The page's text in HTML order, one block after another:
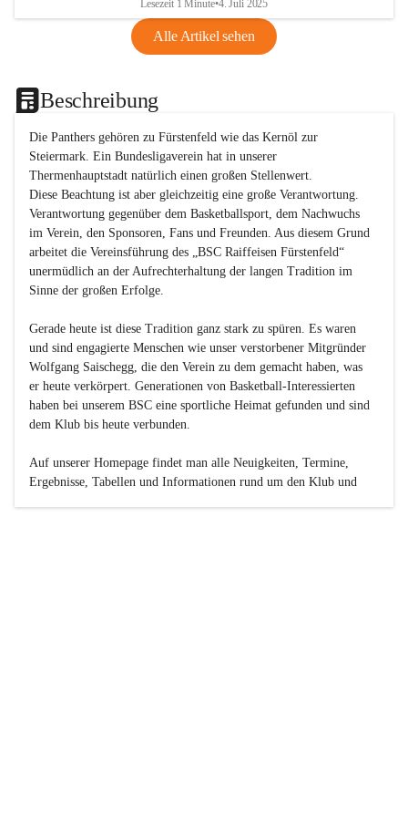
Lesezeit 1 Minute•4. Juli 2025
Alle Artikel sehen
Beschreibung
Die Panthers gehören zu Fürstenfeld wie das Kernöl zur
Steiermark. Ein Bundesligaverein hat in unserer
Thermenhauptstadt natürlich einen großen Stellenwert.
Diese Beachtung ist aber gleichzeitig eine große Verantwortung.
Verantwortung gegenüber dem Basketballsport, dem Nachwuchs
im Verein, den Sponsoren, Fans und Freunden. Aus diesem Grund
arbeitet die Vereinsführung des „BSC Raiffeisen Fürstenfeld“
unermüdlich an der Aufrechterhaltung der langen Tradition im
Sinne der großen Erfolge.
Gerade heute ist diese Tradition ganz stark zu spüren. Es waren
und sind engagierte Menschen wie unser verstorbener Mitgründer
Wolfgang Saischegg, die den Verein zu dem gemacht haben, was
er heute verkörpert. Generationen von Basketball-Interessierten
haben bei unserem BSC eine sportliche Heimat gefunden und sind
dem Klub bis heute verbunden.
Auf unserer Homepage findet man alle Neuigkeiten, Termine,
Ergebnisse, Tabellen und Informationen rund um den Klub und